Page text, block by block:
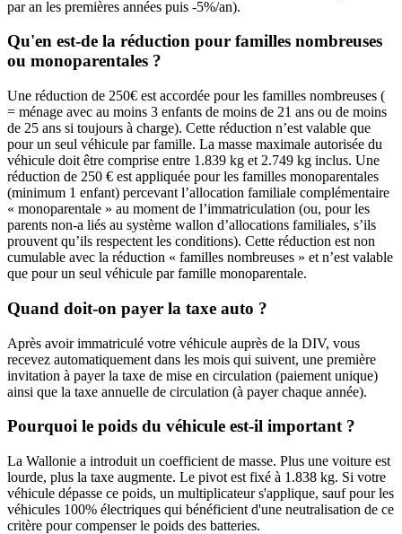
par an les premières années puis -5%/an).
Qu'en est-de la réduction pour familles nombreuses
ou monoparentales ?
Une réduction de 250€ est accordée pour les familles nombreuses (
= ménage avec au moins 3 enfants de moins de 21 ans ou de moins
de 25 ans si toujours à charge). Cette réduction n’est valable que
pour un seul véhicule par famille. La masse maximale autorisée du
véhicule doit être comprise entre 1.839 kg et 2.749 kg inclus. Une
réduction de 250 € est appliquée pour les familles monoparentales
(minimum 1 enfant) percevant l’allocation familiale complémentaire
« monoparentale » au moment de l’immatriculation (ou, pour les
parents non-a liés au système wallon d’allocations familiales, s’ils
prouvent qu’ils respectent les conditions). Cette réduction est non
cumulable avec la réduction « familles nombreuses » et n’est valable
que pour un seul véhicule par famille monoparentale.
Quand doit-on payer la taxe auto ?
Après avoir immatriculé votre véhicule auprès de la DIV, vous
recevez automatiquement dans les mois qui suivent, une première
invitation à payer la taxe de mise en circulation (paiement unique)
ainsi que la taxe annuelle de circulation (à payer chaque année).
Pourquoi le poids du véhicule est-il important ?
La Wallonie a introduit un coefficient de masse. Plus une voiture est
lourde, plus la taxe augmente. Le pivot est fixé à 1.838 kg. Si votre
véhicule dépasse ce poids, un multiplicateur s'applique, sauf pour les
véhicules 100% électriques qui bénéficient d'une neutralisation de ce
critère pour compenser le poids des batteries.